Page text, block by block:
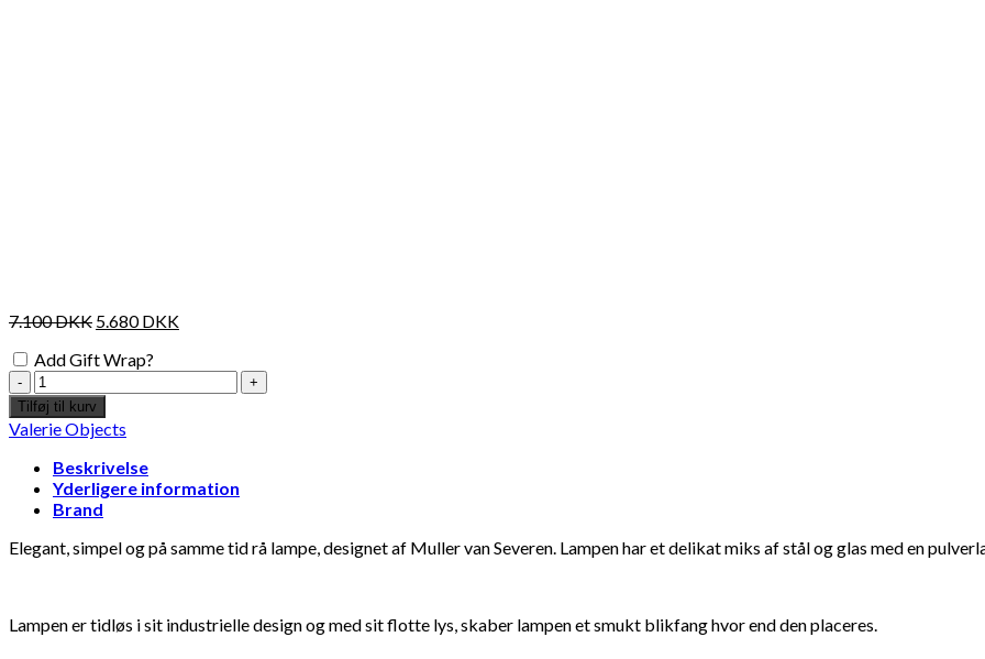
7.100DKK 5.680DKK
Add Gift Wrap?
Muller
Van
Severen
x
Valerie
Objects
-
Hanging
Lamp
antal
Tilføj til kurv
Valerie Objects
Beskrivelse
Yderligere information
Brand
Elegant, simpel og på samme tid rå lampe, designet af Muller van Severen. Lampen har et delikat miks af stål og glas med en
Lampen er tidløs i sit industrielle design og med sit flotte lys, skaber lampen et smukt blikfang hvor end den placeres.